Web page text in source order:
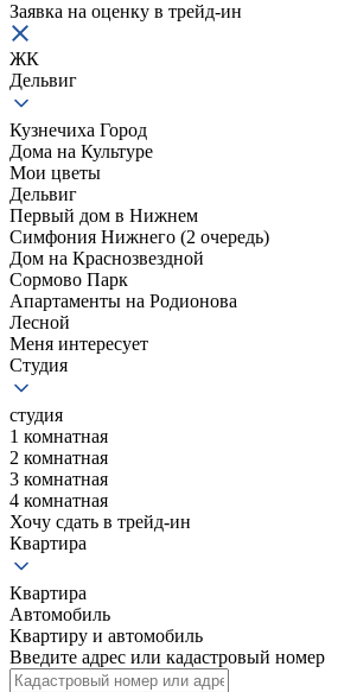
Заявка на оценку в трейд-ин
ЖК
Дельвиг
Кузнечиха Город
Дома на Культуре
Мои цветы
Дельвиг
Первый дом в Нижнем
Симфония Нижнего (2 очередь)
Дом на Краснозвездной
Сормово Парк
Апартаменты на Родионова
Лесной
Меня интересует
Студия
студия
1 комнатная
2 комнатная
3 комнатная
4 комнатная
Хочу сдать в трейд-ин
Квартира
Квартира
Автомобиль
Квартиру и автомобиль
Введите адрес или кадастровый номер